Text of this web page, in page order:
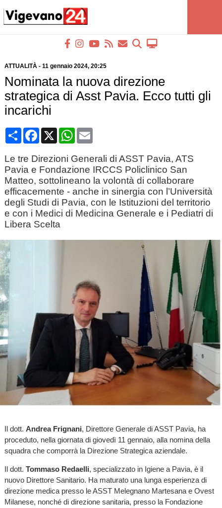
ATTUALITÀ- 11 gennaio 2024, 20:25
Nominata la nuova direzione
strategica di Asst Pavia. Ecco tutti gli
incarichi
CondividiFacebook
X WhatsApp
Email
Le tre Direzioni Generali di ASST Pavia, ATS
Pavia e Fondazione IRCCS Policlinico San
Matteo, sottolineano la volontà di collaborare
efficacemente - anche in sinergia con l’Università
degli Studi di Pavia, con le Istituzioni del territorio
e con i Medici di Medicina Generale e i Pediatri di
Libera Scelta
Il dott. Andrea Frignani, Direttore Generale di ASST Pavia, ha
proceduto, nella giornata di giovedì 11 gennaio, alla nomina della
squadra che comporrà la Direzione Strategica aziendale.
Il dott. Tommaso Redaelli, specializzato in Igiene a Pavia, è il
nuovo Direttore Sanitario. Ha maturato una lunga esperienza di
direzione medica presso le ASST Melegnano Martesana e Ovest
Milanese, nonché di direzione sanitaria, presso la Fondazione